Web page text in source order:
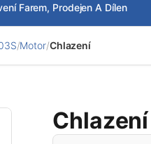
Farem, Prodejen A Dílen
/Motor/Chlazení
Chlazení